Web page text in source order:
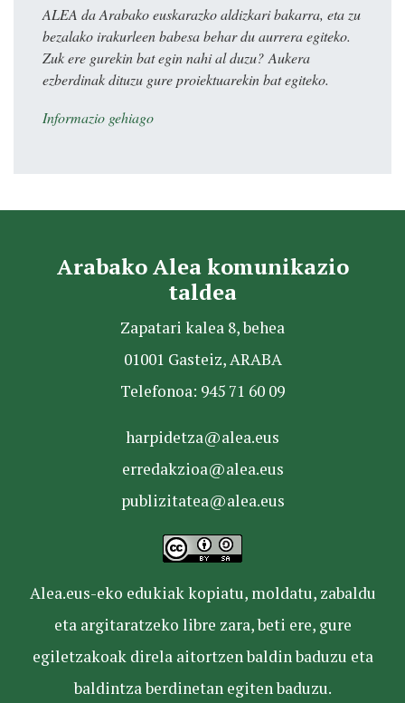
ALEA da Arabako euskarazko aldizkari bakarra, eta zu
bezalako irakurleen babesa behar du aurrera egiteko.
Zuk ere gurekin bat egin nahi al duzu? Aukera
ezberdinak dituzu gure proiektuarekin bat egiteko.
Informazio gehiago
Arabako Alea komunikazio
taldea
Zapatari kalea 8, behea
01001 Gasteiz, ARABA
Telefonoa: 945 71 60 09
harpidetza@alea.eus
erredakzioa@alea.eus
publizitatea@alea.eus
Alea.eus-eko edukiak kopiatu, moldatu, zabaldu
eta argitaratzeko libre zara, beti ere, gure
egiletzakoak direla aitortzen baldin baduzu eta
baldintza berdinetan egiten baduzu.